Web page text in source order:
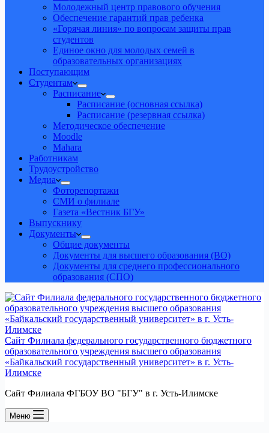
Молодежный центр правового обучения
Обеспечение гарантий прав ребенка
«Горячая линия» по вопросам защиты прав
студентов
Единое окно для молодых семей в
образовательных организациях
Поступающим
Студентам
Расписание
Расписание (основная ссылка)
Расписание (резервная ссылка)
Методическое обеспечение
Moodle
Mahara
Работникам
Трудоустройство
Медиа
Фоторепортажи
СМИ о филиале
Газета «Вестник БГУ»
Выпускнику
Документы
Общие документы
Документы для высшего образования (ВО)
Документы для среднего профессионального
образования (СПО)
Сайт Филиала федерального государственного бюджетного
образовательного учреждения высшего образования
«Байкальский государственный университет» в г. Усть-
Илимске
Сайт Филиала ФГБОУ ВО "БГУ" в г. Усть-Илимске
Меню